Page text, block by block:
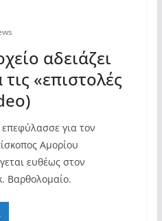
αδειάζει
«επιστολές
για τον
Αμορίου
ευθέως στον
Βαρθολομαίο.